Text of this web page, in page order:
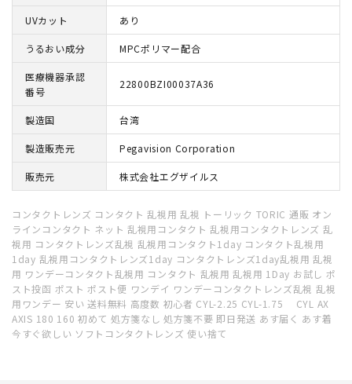
UVカット あり
うるおい成分 MPCポリマー配合
医療機器承認
番号
22800BZI00037A36
製造国 台湾
製造販売元 Pegavision Corporation
販売元 株式会社エグザイルス
コンタクトレンズ コンタクト 乱視用 乱視 トーリック TORIC 通販 オン
ラインコンタクト ネット 乱視用コンタクト 乱視用コンタクトレンズ 乱
視用 コンタクトレンズ乱視 乱視用コンタクト1day コンタクト乱視用
1day 乱視用コンタクトレンズ1day コンタクトレンズ1day乱視用 乱視
用 ワンデーコンタクト乱視用 コンタクト 乱視用 乱視用 1Day お試し ポ
スト投函 ポスト ポスト便 ワンデイ ワンデーコンタクトレンズ乱視 乱視
用ワンデー 安い 送料無料 高度数 初心者 CYL-2.25 CYL-1.75 CYL AX
AXIS 180 160 初めて 処方箋なし 処方箋不要 即日発送 あす届く あす着
今すぐ欲しい ソフトコンタクトレンズ 使い捨て